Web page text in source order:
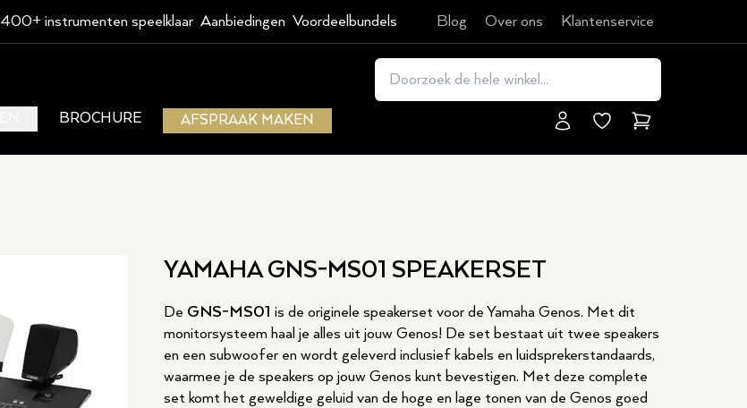
400+ instrumenten speelklaar Aanbiedingen Voordeelbundels Blog Over ons Klantenservice
BROCHURE AFSPRAAK MAKEN Winkelmand
YAMAHA GNS-MS01 SPEAKERSET
De GNS-MS01 is de originele speakerset voor de Yamaha Genos. Met dit
monitorsysteem haal je alles uit jouw Genos! De set bestaat uit twee speakers
en een subwoofer en wordt geleverd inclusief kabels en luidsprekerstandaards,
waarmee je de speakers op jouw Genos kunt bevestigen. Met deze complete
set komt het geweldige geluid van de hoge en lage tonen van de Genos goed